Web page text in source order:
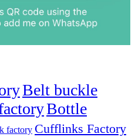
Belt buckle
Bottle
factory Cufflinks Factory